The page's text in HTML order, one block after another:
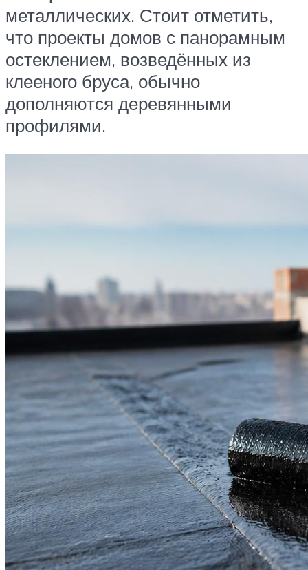
металлических. Стоит отметить,
что проекты домов с панорамным
остеклением, возведённых из
клееного бруса, обычно
дополняются деревянными
профилями.